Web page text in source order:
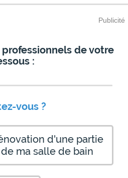
Publicité
de votre
:
vous ?
d'une partie
de ma salle de bain